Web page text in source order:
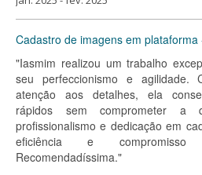
Cadastro de imagens em plataforma
"Iasmim realizou um trabalho
seu perfeccionismo e agilidade.
atenção aos detalhes, ela
rápidos sem comprometer a
profissionalismo e dedicação em
eficiência e compromisso
Recomendadíssima."